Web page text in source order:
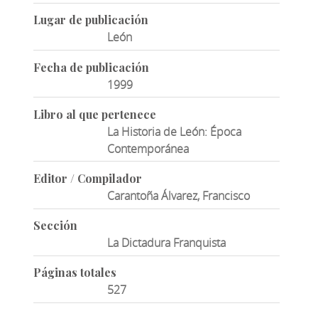
Lugar de publicación
León
Fecha de publicación
1999
Libro al que pertenece
La Historia de León: Época
Contemporánea
Editor / Compilador
Carantoña Álvarez, Francisco
Sección
La Dictadura Franquista
Páginas totales
527